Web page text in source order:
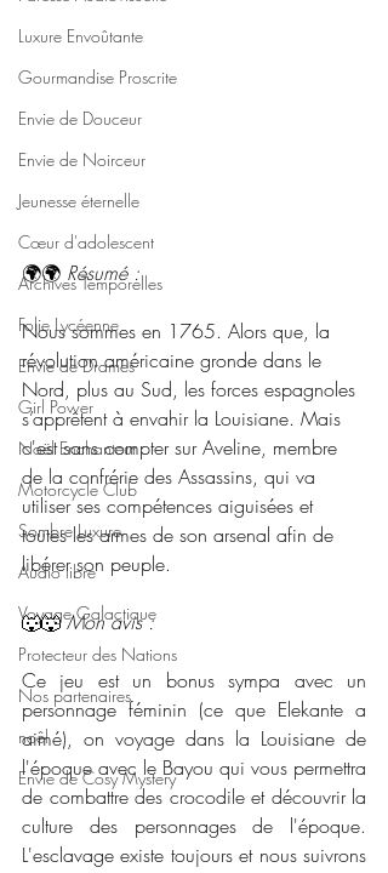
Luxure Envoûtante
Gourmandise Proscrite
Envie de Douceur
Envie de Noirceur
Jeunesse éternelle
Cœur d'adolescent
Archives Temporelles
Folie Lycéenne
Envie de Drames
Girl Power
Noël Enchanteur
Motorcycle Club
Sombre Luxure
Audio libre
Voyage Galactique
Protecteur des Nations
Nos partenaires
noêl
Envie de Cosy Mystery
🌍🌍 Résumé :
Nous sommes en 1765. Alors que, la
révolution américaine gronde dans le
Nord, plus au Sud, les forces espagnoles
s’apprêtent à envahir la Louisiane. Mais
c'est sans compter sur Aveline, membre
de la confrérie des Assassins, qui va
utiliser ses compétences aiguisées et
toutes les armes de son arsenal afin de
libérer son peuple.
🐺🐺 Mon avis :
Ce jeu est un bonus sympa avec un
personnage féminin (ce que Elekante a
aimé), on voyage dans la Louisiane de
l'époque avec le Bayou qui vous permettra
de combattre des crocodile et découvrir la
culture des personnages de l'époque.
L'esclavage existe toujours et nous suivrons